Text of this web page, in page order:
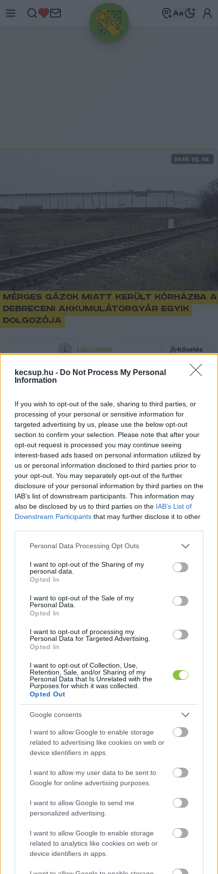
kecsup.hu - Do Not Process My Personal
Information
If you wish to opt-out of the sale, sharing to third parties, or
processing of your personal or sensitive information for
targeted advertising by us, please use the below opt-out
section to confirm your selection. Please note that after your
opt-out request is processed you may continue seeing
interest-based ads based on personal information utilized by
us or personal information disclosed to third parties prior to
your opt-out. You may separately opt-out of the further
disclosure of your personal information by third parties on the
IAB’s list of downstream participants. This information may
also be disclosed by us to third parties on the IAB’s List of
Downstream Participants that may further disclose it to other
Please note that this website/app uses one or more Google
not limited to your visit or usage behaviour. You may click to
grant or deny consent to Google and its third-party tags to
use your data for below specified purposes in below Google
consent section.
Personal Data Processing Opt Outs
I want to opt-out of the Sharing of my
personal data.
Opted In
I want to opt-out of the Sale of my
Personal Data.
Opted In
I want to opt-out of processing my
Personal Data for Targeted Advertising.
Opted In
I want to opt-out of Collection, Use,
Retention, Sale, and/or Sharing of my
Personal Data that Is Unrelated with the
Purposes for which it was collected.
Opted Out
Google consents
I want to allow Google to enable storage
related to advertising like cookies on web or
device identifiers in apps.
I want to allow my user data to be sent to
Google for online advertising purposes.
I want to allow Google to send me
personalized advertising.
I want to allow Google to enable storage
related to analytics like cookies on web or
device identifiers in apps.
HIRDETÉS
2026. 03. 02.
Mérges gázok miatt került kórházba a
debreceni akkumulátorgyár egyik
dolgozója
L Lapszemle Követés
1 perc
A Tisza Párt Hajdú-Bihar 1. választókerületi
jelöltje, Tárkányi Zsolt közösségi oldalán
közzétett videójában arról beszélt Edina, a
debreceni CATL-akkumulátorgyár dolgozója,
hogy két héttel ezelőtt súlyos rosszullétet
kapott műszak közben, miután egy sérült
cellából szivárgó gázokat lélegzett be.
A nő annyira rosszul lett, hogy összeesett, bal
vitte kórházba. A zárójelentés szerint Edina „több
gázt lélegzett be” munkahelyi baleset
következtében – írta meg a
Miután a gyár bejelentette, hogy vizsgálatot
indít, a bejegyzés készítője egy részletesebb,
Edina beszámolt arról is, hogy hiába próbált
műszakvezető azt írta neki: nem készült
dokumentáció.
24.hu arról is ír, hogy cikkük megjelenése után
a Hajdú-Bihar Vármegyei Kormányhivatal arról
tájékoztatta őket, hogy az esettel kapcsolatban a
munkavédelmi hatósághoz nem érkezett sem
jelzés, sem bejelentés sem dolgozótól, sem